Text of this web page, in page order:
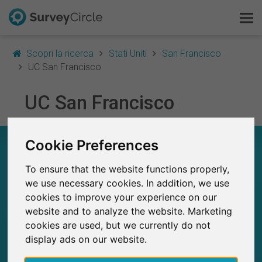
Cookie Preferences
To ensure that the website functions properly,
we use necessary cookies. In addition, we use
cookies to improve your experience on our
website and to analyze the website. Marketing
cookies are used, but we currently do not
display ads on our website.
Scopri la ricerca Stati Uniti
San Francisco
UC San Francisco
UC San Francisco
UC SAN FRANCISCO – A COLPO D’OCCHIO
3
Studi pubblicati in precedenza su
SurveyCircle
0
Studi attualmente pubblicati su SurveyCircle
Survey Ranking
Scopri la ricerca
FAQ
Registrati gratis
Accedi